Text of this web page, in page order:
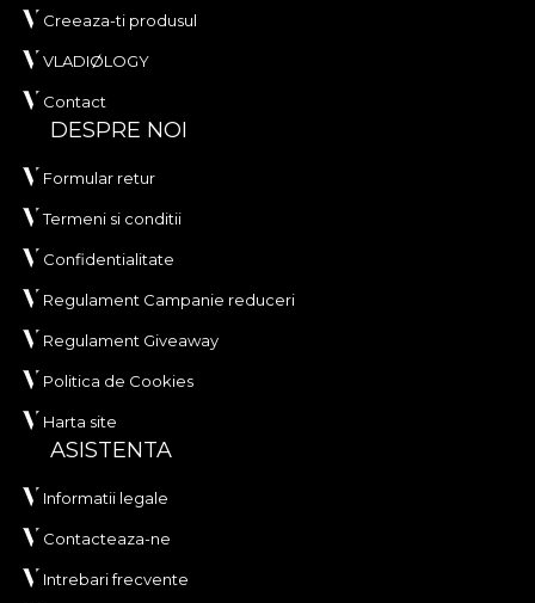
Creeaza-ti produsul
VLADIØLOGY
Contact
DESPRE NOI
Formular retur
Termeni si conditii
Confidentialitate
Regulament Campanie reduceri
Regulament Giveaway
Politica de Cookies
Harta site
ASISTENTA
Informatii legale
Contacteaza-ne
Intrebari frecvente